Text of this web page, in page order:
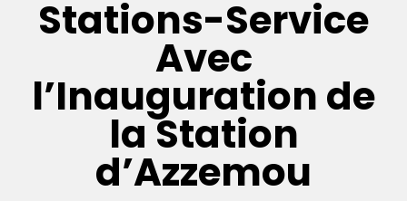
Stations-Service
Avec
l’Inauguration de
la Station
d’Azzemou